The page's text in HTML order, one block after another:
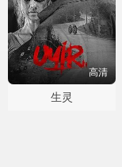
高清
生灵